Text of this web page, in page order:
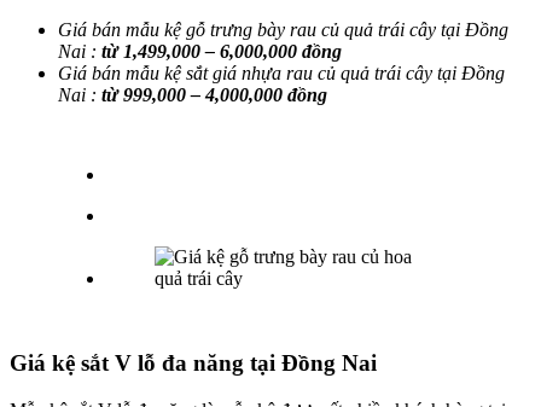
Giá bán mẫu kệ gỗ trưng bày rau củ quả trái cây tại Đồng
Nai : từ 1,499,000 – 6,000,000 đồng
Giá bán mẫu kệ sắt giá nhựa rau củ quả trái cây tại Đồng
Nai : từ 999,000 – 4,000,000 đồng
Giá kệ sắt V lỗ đa năng tại Đồng Nai